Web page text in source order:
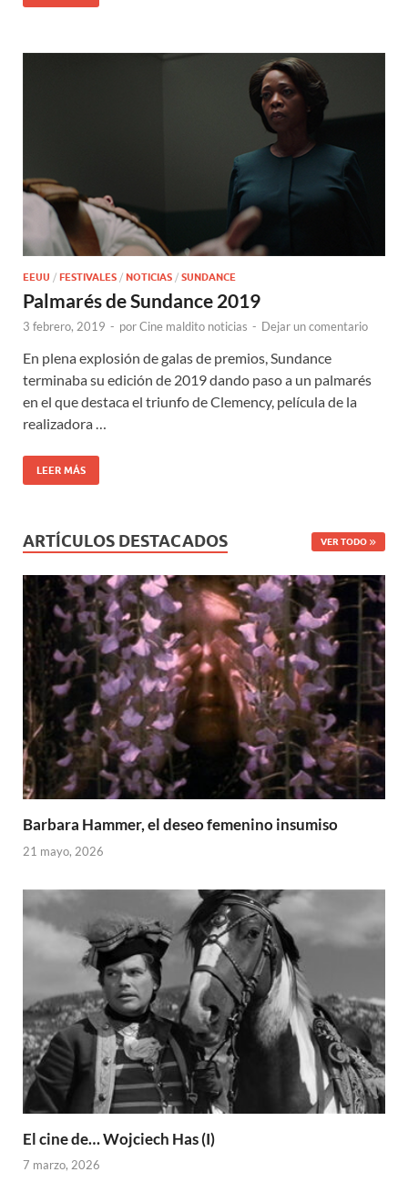
EEUU / FESTIVALES / NOTICIAS / SUNDANCE
Palmarés de Sundance 2019
3 febrero, 2019 - porCine maldito noticias - Dejar un comentario
En plena explosión de galas de premios, Sundance
terminaba su edición de 2019 dando paso a un palmarés
en el que destaca el triunfo de Clemency, película de la
realizadora …
LEER MÁS
ARTÍCULOS DESTACADOS VER TODO
Barbara Hammer, el deseo femenino insumiso
21 mayo, 2026
El cine de… Wojciech Has (I)
7 marzo, 2026